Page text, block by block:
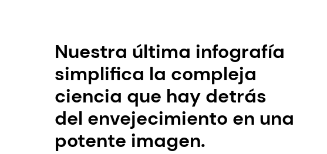
Nuestra última infografía
simplifica la compleja
ciencia que hay detrás
del envejecimiento en una
potente imagen.